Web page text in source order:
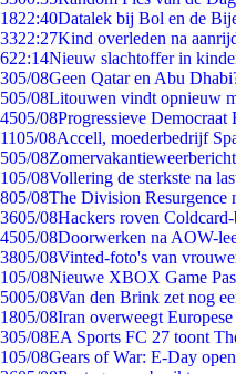
1822:40Datalek bij Bol en de
3322:27Kind overleden na
622:14Nieuw slachtoffer in
305/08Geen Qatar en Abu
505/08Litouwen vindt opnieuw
4505/08Progressieve
1105/08Accell, moederbedrijf
505/08
105/08Vollering de sterkste na
805/08The Division Resurgence
3605/08Hackers roven
4505/08Doorwerken na AOW-
3805/08Vinted-foto's van
105/08Nieuwe XBOX Game
5005/08Van den Brink zet nog
1805/08Iran overweegt
305/08EA Sports FC 27 toont
105/08Gears of War: E-Day